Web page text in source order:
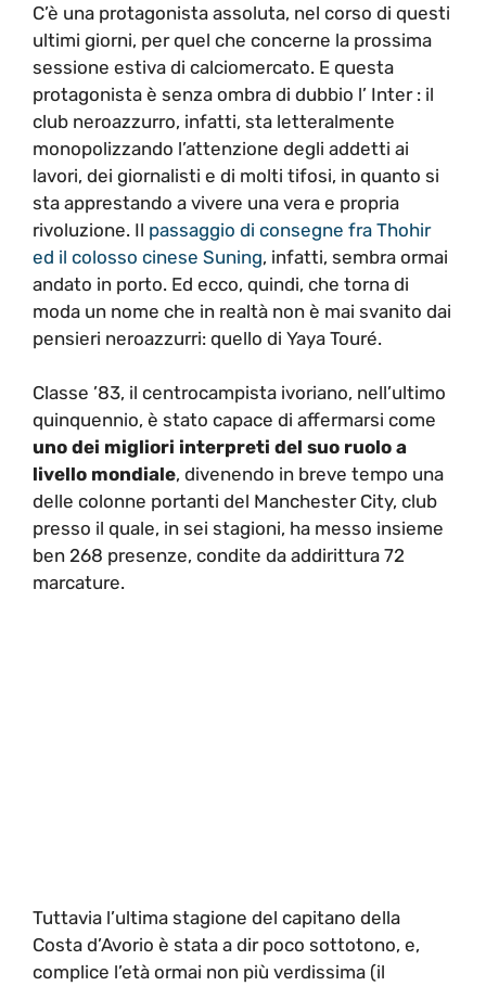
C’è una protagonista assoluta, nel corso di questi
ultimi giorni, per quel che concerne la prossima
sessione estiva di calciomercato. E questa
protagonista è senza ombra di dubbio l’ Inter : il
club neroazzurro, infatti, sta letteralmente
monopolizzando l’attenzione degli addetti ai
lavori, dei giornalisti e di molti tifosi, in quanto si
sta apprestando a vivere una vera e propria
rivoluzione. Il passaggio di consegne fra Thohir
ed il colosso cinese Suning, infatti, sembra ormai
andato in porto. Ed ecco, quindi, che torna di
moda un nome che in realtà non è mai svanito dai
pensieri neroazzurri: quello di Yaya Touré.
Classe ’83, il centrocampista ivoriano, nell’ultimo
quinquennio, è stato capace di affermarsi come
uno dei migliori interpreti del suo ruolo a
livello mondiale, divenendo in breve tempo una
delle colonne portanti del Manchester City, club
presso il quale, in sei stagioni, ha messo insieme
ben 268 presenze, condite da addirittura 72
marcature.
Tuttavia l’ultima stagione del capitano della
Costa d’Avorio è stata a dir poco sottotono, e,
complice l’età ormai non più verdissima (il